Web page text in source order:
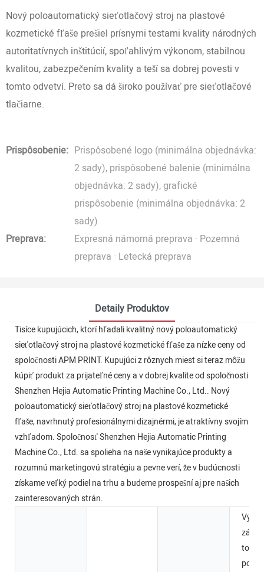
Nový poloautomatický sieťotlačový stroj na plastové
kozmetické fľaše prešiel prísnymi testami kvality národných
autoritatívnych inštitúcií, spoľahlivým výkonom, stabilnou
kvalitou, zabezpečením kvality a teší sa dobrej povesti v
tomto odvetví. Preto sa dá široko používať pre sieťotlačové
tlačiarne.
Prispôsobenie: Prispôsobené logo (minimálna objednávka:
2 sady), prispôsobené balenie (minimálna
objednávka: 2 sady), grafické
prispôsobenie (minimálna objednávka: 2
sady)
Preprava:
Expresná námorná preprava · Pozemná
preprava · Letecká preprava
Detaily Produktov
Tisíce kupujúcich, ktorí hľadali kvalitný nový poloautomatický
sieťotlačový stroj na plastové kozmetické fľaše za nízke ceny od
spoločnosti APM PRINT. Kupujúci z rôznych miest si teraz môžu
kúpiť produkt za prijateľné ceny a v dobrej kvalite od spoločnosti
Shenzhen Hejia Automatic Printing Machine Co., Ltd.. Nový
poloautomatický sieťotlačový stroj na plastové kozmetické
fľaše, navrhnutý profesionálnymi dizajnérmi, je atraktívny svojím
vzhľadom. Spoločnosť Shenzhen Hejia Automatic Printing
Machine Co., Ltd. sa spolieha na naše vynikajúce produkty a
rozumnú marketingovú stratégiu a pevne verí, že v budúcnosti
získame veľký podiel na trhu a budeme prospešní aj pre našich
zainteresovaných strán.